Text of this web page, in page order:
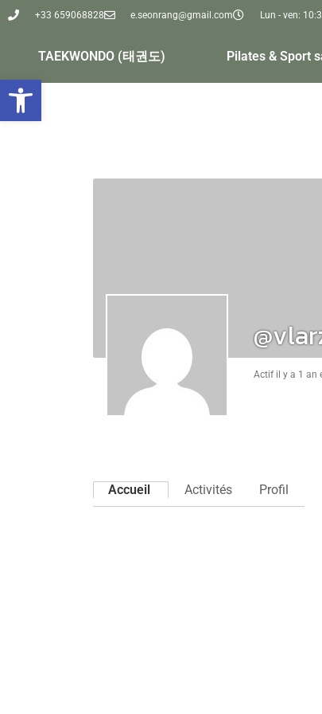
Ouvrir la barre d’outils
+33 659068828 e.seonrang@gmail.com Lun - ven:
TAEKWONDO (태권도) Pilates & Sport
Actif il y a 1 an
Accueil Activités Profil